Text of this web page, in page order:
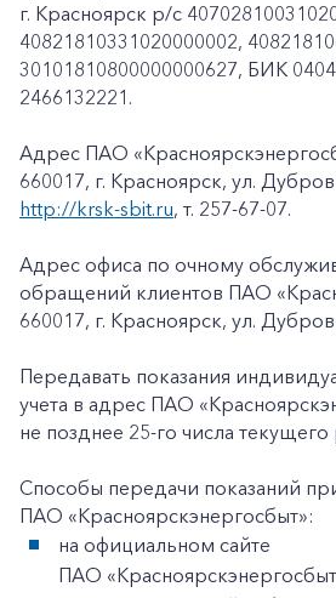
г. Красноярск p/c
40821810331020000002,
30101810800000000627, БИК
2466132221.
Адрес ПАО
660017, г. Красноярск, ул.
http://krsk-sbit.ru, т. 257-67-07.
Адрес офиса по очному
обращений клиентов ПАО
660017, г. Красноярск, ул.
Передавать показания
учета в адрес ПАО
не позднее 25-го числа текущего
Способы передачи показаний
ПАО «Красноярскэнергосбыт»:
на официальном сайте
ПАО